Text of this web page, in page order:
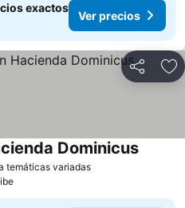
exactos
Ver precios
Compartir
temáticas variadas
Dominicus